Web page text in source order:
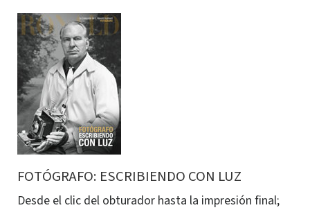
FOTÓGRAFO: ESCRIBIENDO CON LUZ
Desde el clic del obturador hasta la impresión final;